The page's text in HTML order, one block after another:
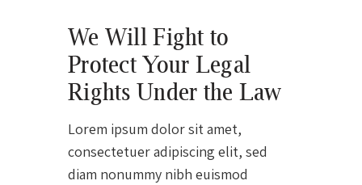
We Will Fight to
Protect Your Legal
Rights Under the Law
Lorem ipsum dolor sit amet,
consectetuer adipiscing elit, sed
diam nonummy nibh euismod